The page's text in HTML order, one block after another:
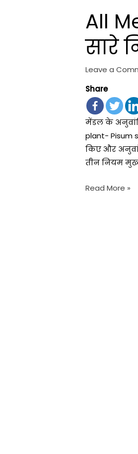
All
सारे
Leave a
Share
मेंडल के
plant- Pisum
किए और
तीन नियम
Read More »